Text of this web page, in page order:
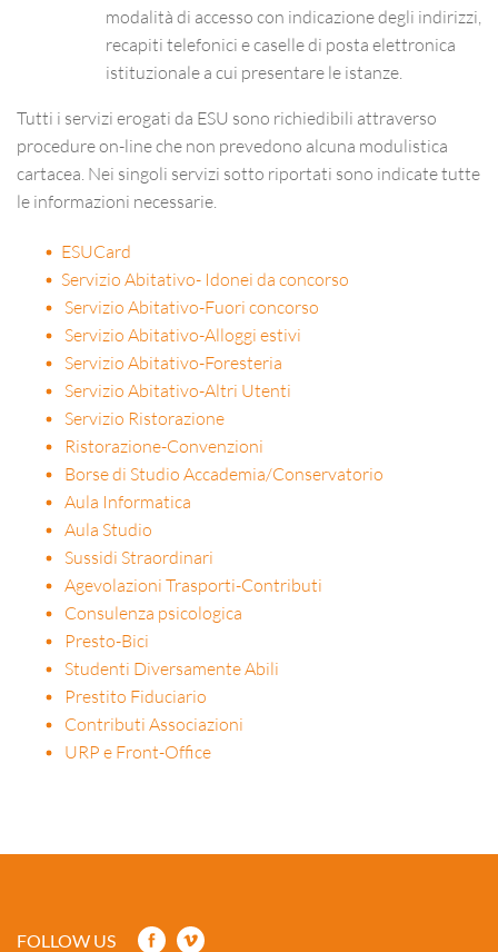
modalità di accesso con indicazione degli indirizzi,
recapiti telefonici e caselle di posta elettronica
istituzionale a cui presentare le istanze.
Tutti i servizi erogati da ESU sono richiedibili attraverso
procedure on-line che non prevedono alcuna modulistica
cartacea. Nei singoli servizi sotto riportati sono indicate tutte
le informazioni necessarie.
ESUCard
Servizio Abitativo- Idonei da concorso
Servizio Abitativo-Fuori concorso
Servizio Abitativo-Alloggi estivi
Servizio Abitativo-Foresteria
Servizio Abitativo-Altri Utenti
Servizio Ristorazione
Ristorazione-Convenzioni
Borse di Studio Accademia/Conservatorio
Aula Informatica
Aula Studio
Sussidi Straordinari
Agevolazioni Trasporti-Contributi
Consulenza psicologica
Presto-Bici
Studenti Diversamente Abili
Prestito Fiduciario
Contributi Associazioni
URP e Front-Office
FOLLOW US